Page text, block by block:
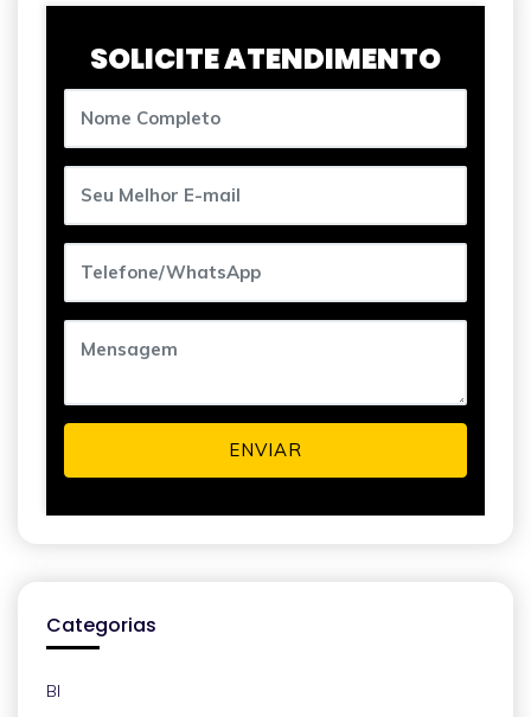
SOLICITE ATENDIMENTO
ENVIAR
Categorias
BI